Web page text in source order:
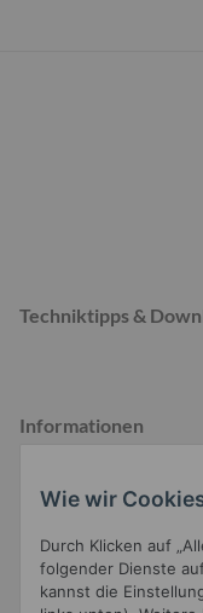
Techniktipps &
Informationen
Gesetzliche
Wie wir
Durch Klicken auf
folgender Dienste
kannst die